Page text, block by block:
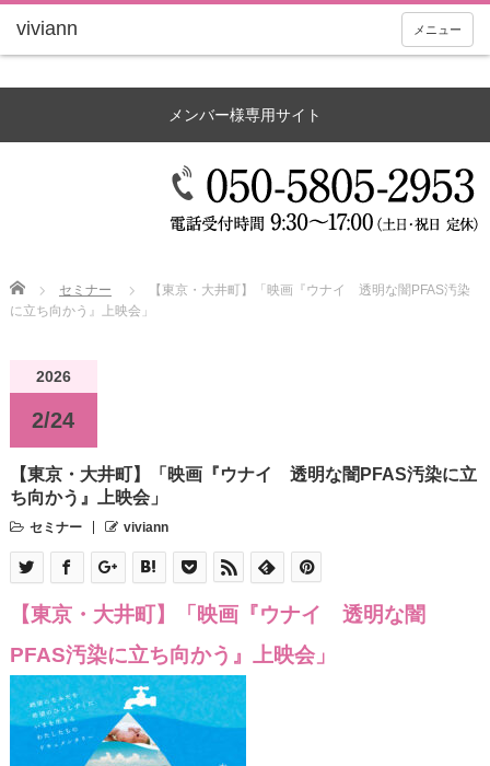
メニュー
メンバー様専用サイト
Home セミナー
【東京・大井町】「映画『ウナイ 透明な闇PFAS汚染
に立ち向かう』上映会」
2026
2/24
【東京・大井町】「映画『ウナイ 透明な闇PFAS汚染に立
ち向かう』上映会」
セミナー viviann
【東京・大井町】「映画『ウナイ 透明な闇
PFAS汚染に立ち向かう』上映会」